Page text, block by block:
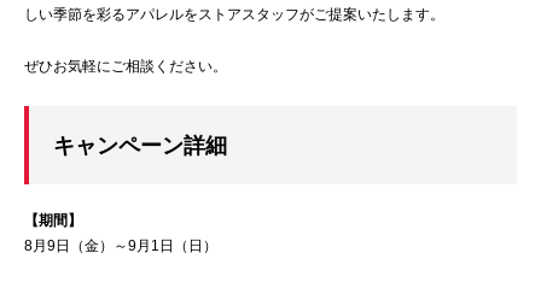
しい季節を彩るアパレルをストアスタッフがご提案いたします。
ぜひお気軽にご相談ください。
キャンペーン詳細
【期間】
8月9日（金）～9月1日（日）